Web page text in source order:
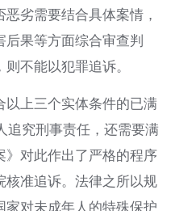
劣需要结合具体案情，
后果等方面综合审查判
不能以犯罪追诉。
上三个实体条件的已满
追究刑事责任，还需要满
》对此作出了严格的程序
准追诉。法律之所以规
对未成年人的特殊保护